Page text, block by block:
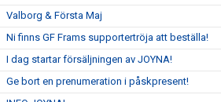
Valborg & Första Maj
Ni finns GF Frams supportertröja att beställa!
I dag startar försäljningen av JOYNA!
Ge bort en prenumeration i påskpresent!